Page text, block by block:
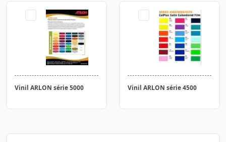
Vinil ARLON série 5000 Vinil ARLON série 4500